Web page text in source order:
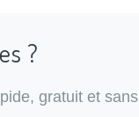
?
gratuit et sans